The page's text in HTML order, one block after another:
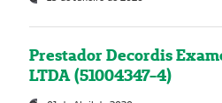
Prestador Decordis
LTDA (51004347-4)